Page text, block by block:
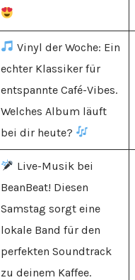
Vinyl der Woche: Ein
echter Klassiker für
entspannte Café-Vibes.
Welches Album läuft
bei dir heute?
Live-Musik bei
BeanBeat! Diesen
Samstag sorgt eine
lokale Band für den
perfekten Soundtrack
zu deinem Kaffee.